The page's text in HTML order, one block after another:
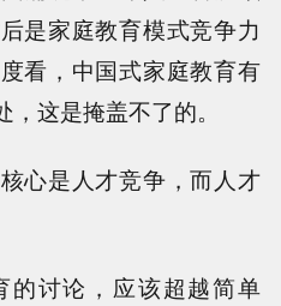
是家庭教育模式竞争力
看，中国式家庭教育有
这是掩盖不了的。
心是人才竞争，而人才
的讨论，应该超越简单